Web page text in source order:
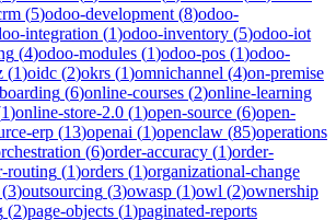
(5)odoo-development (8)odoo-
integration (1)odoo-inventory (5)odoo-iot
(4)odoo-modules (1)odoo-pos (1)odoo-
(1)oidc (2)okrs (1)omnichannel (4)on-premise
(6)online-courses (2)online-learning
1)online-store-2.0 (1)open-source (6)open-
erp (13)openai (1)openclaw (85)operations
(6)order-accuracy (1)order-
routing (1)orders (1)organizational-change
(3)outsourcing (3)owasp (1)owl (2)ownership
(2)page-objects (1)paginated-reports